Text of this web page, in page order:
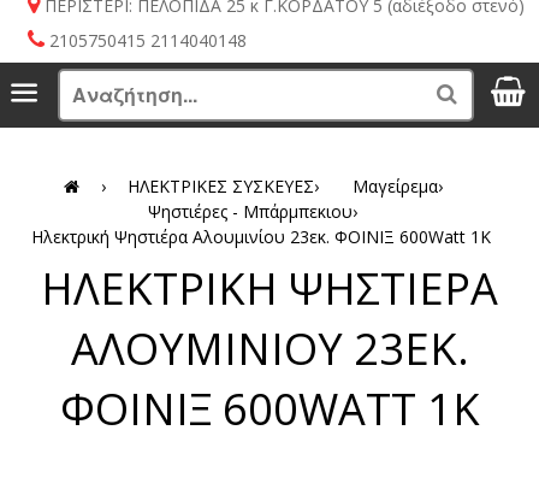
ΠΕΡΙΣΤΕΡΙ: ΠΕΛΟΠΙΔΑ 25 κ Γ.ΚΟΡΔΑΤΟΥ 5 (αδιέξοδο στενό)
2105750415 2114040148
Menu Search
› ΗΛΕΚΤΡΙΚΕΣ ΣΥΣΚΕΥΕΣ› Μαγείρεμα›
Ψηστιέρες - Μπάρμπεκιου›
Ηλεκτρική Ψηστιέρα Αλουμινίου 23εκ. ΦΟΙΝΙΞ 600Watt 1K
ΗΛΕΚΤΡΙΚΗ ΨΗΣΤΙΕΡΑ
ΑΛΟΥΜΙΝΙΟΥ 23ΕΚ.
ΦΟΙΝΙΞ 600WATT 1K